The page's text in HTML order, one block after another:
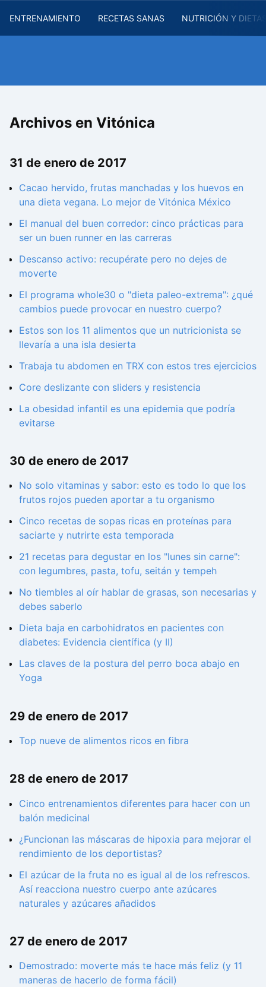
ENTRENAMIENTO RECETAS SANAS NUTRICIÓN Y
Archivos en Vitónica
31 de enero de 2017
Cacao hervido, frutas manchadas y los huevos en
una dieta vegana. Lo mejor de Vitónica México
El manual del buen corredor: cinco prácticas para
ser un buen runner en las carreras
Descanso activo: recupérate pero no dejes de
moverte
El programa whole30 o "dieta paleo-extrema": ¿qué
cambios puede provocar en nuestro cuerpo?
Estos son los 11 alimentos que un nutricionista se
llevaría a una isla desierta
Trabaja tu abdomen en TRX con estos tres ejercicios
Core deslizante con sliders y resistencia
La obesidad infantil es una epidemia que podría
evitarse
30 de enero de 2017
No solo vitaminas y sabor: esto es todo lo que los
frutos rojos pueden aportar a tu organismo
Cinco recetas de sopas ricas en proteínas para
saciarte y nutrirte esta temporada
21 recetas para degustar en los "lunes sin carne":
con legumbres, pasta, tofu, seitán y tempeh
No tiembles al oír hablar de grasas, son necesarias y
debes saberlo
Dieta baja en carbohidratos en pacientes con
diabetes: Evidencia científica (y II)
Las claves de la postura del perro boca abajo en
Yoga
29 de enero de 2017
Top nueve de alimentos ricos en fibra
28 de enero de 2017
Cinco entrenamientos diferentes para hacer con un
balón medicinal
¿Funcionan las máscaras de hipoxia para mejorar el
rendimiento de los deportistas?
El azúcar de la fruta no es igual al de los refrescos.
Así reacciona nuestro cuerpo ante azúcares
naturales y azúcares añadidos
27 de enero de 2017
Demostrado: moverte más te hace más feliz (y 11
maneras de hacerlo de forma fácil)